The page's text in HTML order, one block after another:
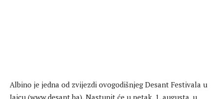
Albino je jedna od zvijezdi ovogodišnjeg Desant Festivala u
Jajcu (www.desant.ba). Nastupit će u petak, 1. augusta, u